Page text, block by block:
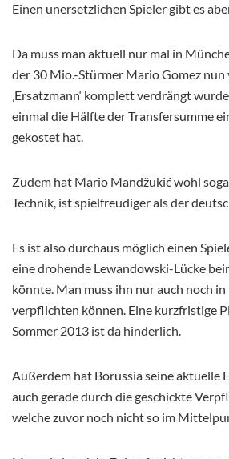
Einen unersetzlichen Spieler gibt es
Da muss man aktuell nur mal in
der 30 Mio.-Stürmer Mario Gomez nun
‚Ersatzmann‘ komplett verdrängt
einmal die Hälfte der Transfersumme
gekostet hat.
Zudem hat Mario Mandžukić wohl
Technik, ist spielfreudiger als der
Es ist also durchaus möglich einen
eine drohende Lewandowski-Lücke
könnte. Man muss ihn nur auch noch in
verpflichten können. Eine kurzfristige
Sommer 2013 ist da hinderlich.
Außerdem hat Borussia seine aktuelle
auch gerade durch die geschickte
welche zuvor noch nicht so im